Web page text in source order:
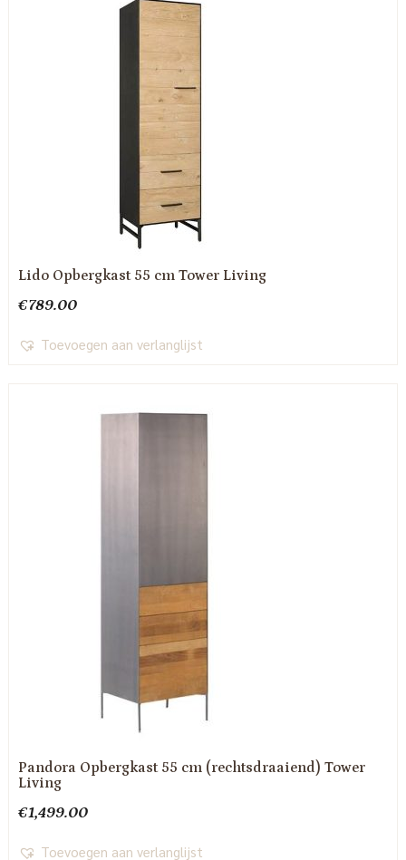
Lido Opbergkast 55 cm Tower Living
€789.00
Toevoegen aan verlanglijst
Pandora Opbergkast 55 cm (rechtsdraaiend) Tower
Living
€1,499.00
Toevoegen aan verlanglijst